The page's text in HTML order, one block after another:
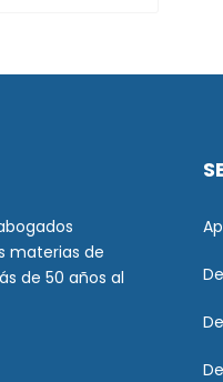
materias de
de 50 años al